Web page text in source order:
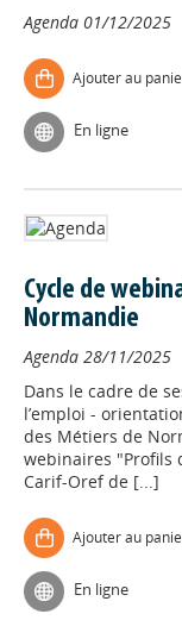
Agenda 01/12/2025
Ajouter au
En ligne
Cycle de
Normandie
Agenda 28/11/2025
Dans le cadre de
l’emploi -
des Métiers de
webinaires "Profils
Carif-Oref de [...]
Ajouter au
En ligne